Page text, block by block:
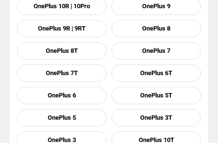
OnePlus 10R | 10Pro OnePlus 9
OnePlus 9R | 9RT OnePlus 8
OnePlus 8T OnePlus 7
OnePlus 7T OnePlus 6T
OnePlus 6 OnePlus 5T
OnePlus 5 OnePlus 3T
OnePlus 3 OnePlus 10T